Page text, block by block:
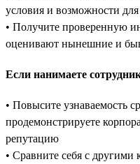
условия и возможности для
• Получите проверенную
оценивают нынешние и
Если нанимаете
• Повысите узнаваемость
продемонстрируете
репутацию
• Сравните себя с другими